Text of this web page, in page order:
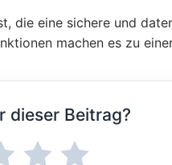
die eine sichere und
machen es zu
dieser Beitrag?